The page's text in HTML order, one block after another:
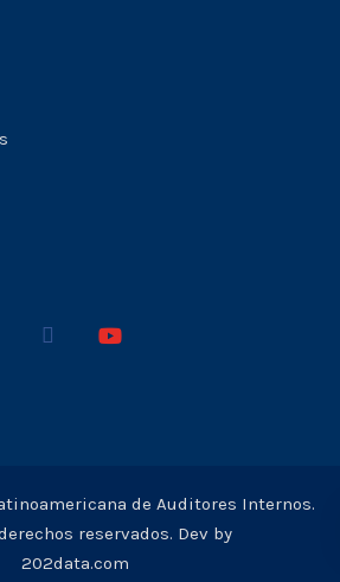
de Auditores Internos.
reservados. Dev by
202data.com